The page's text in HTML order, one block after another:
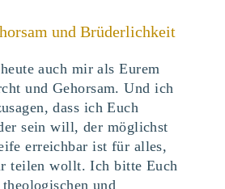
und Brüderlichkeit
auch mir als Eurem
und Gehorsam. Und ich
dass ich Euch
sein will, der möglichst
erreichbar ist für alles,
teilen wollt. Ich bitte Euch
und